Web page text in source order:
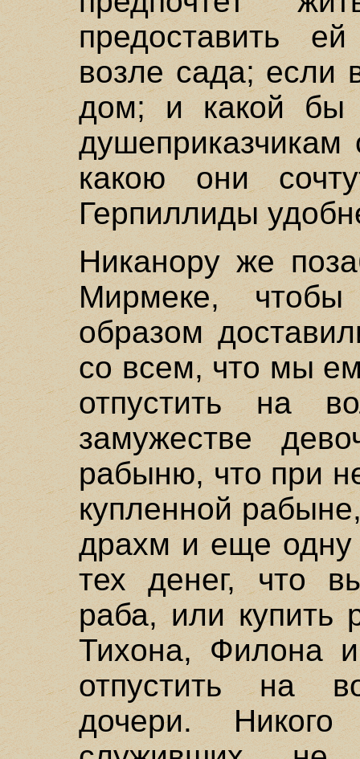
предоставить
возле сада; если
дом; и какой
душеприказчикам
какою они
Герпиллиды
Никанору же
Мирмеке,
образом
со всем, что мы
отпустить на
замужестве
рабыню, что при
купленной
драхм и еще
тех денег, что
раба, или купить
Тихона, Филона
отпустить на
дочери.